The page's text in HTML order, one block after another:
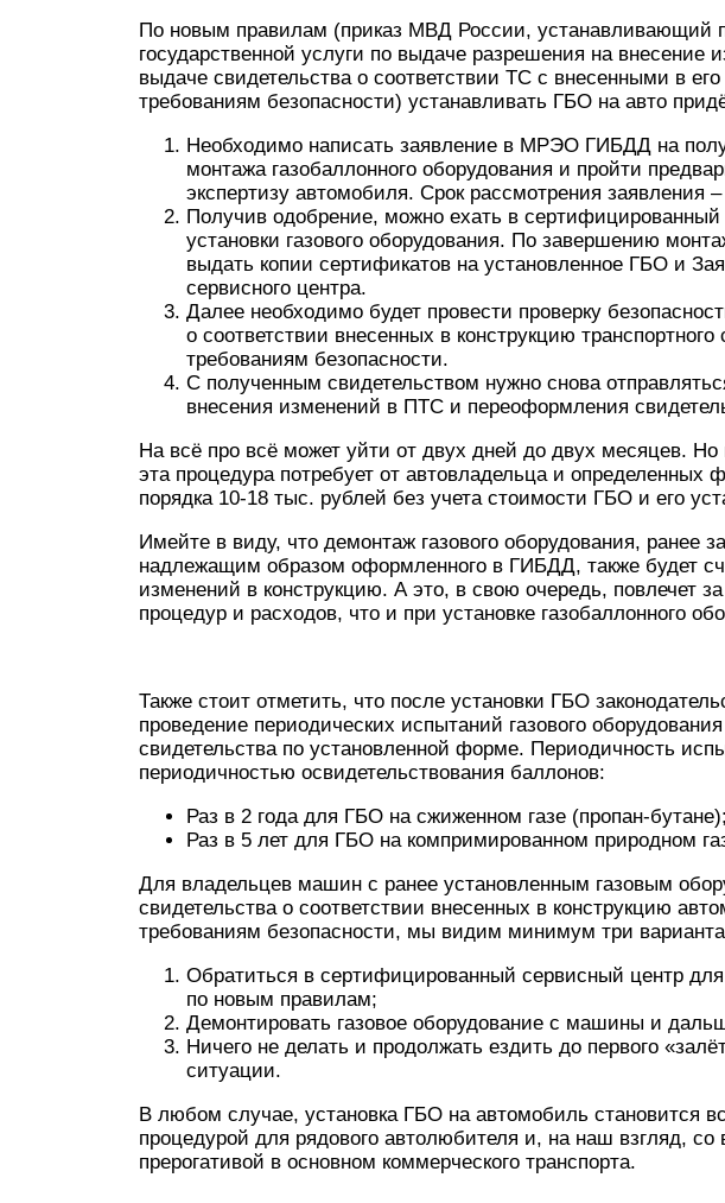
По новым правилам (приказ МВД России, устанавливающий
государственной услуги по выдаче разрешения на внесение
выдаче свидетельства о соответствии ТС с внесенными в
требованиям безопасности) устанавливать ГБО на авто
Необходимо написать заявление в МРЭО ГИБДД на
монтажа газобаллонного оборудования и пройти
экспертизу автомобиля. Срок рассмотрения заявления
Получив одобрение, можно ехать в
установки газового оборудования. По завершению
выдать копии сертификатов на установленное ГБО и
сервисного центра.
Далее необходимо будет провести проверку
о соответствии внесенных в конструкцию
требованиям безопасности.
С полученным свидетельством нужно снова
внесения изменений в ПТС и переоформления
На всё про всё может уйти от двух дней до двух месяцев.
эта процедура потребует от автовладельца и определенных
порядка 10-18 тыс. рублей без учета стоимости ГБО и его
Имейте в виду, что демонтаж газового оборудования, ранее
надлежащим образом оформленного в ГИБДД, также будет
изменений в конструкцию. А это, в свою очередь, повлечет
процедур и расходов, что и при установке газобаллонного
Также стоит отметить, что после установки ГБО
проведение периодических испытаний газового
свидетельства по установленной форме. Периодичность
периодичностью освидетельствования баллонов:
Раз в 2 года для ГБО на сжиженном газе (пропан-бутане);
Раз в 5 лет для ГБО на компримированном природном
Для владельцев машин с ранее установленным газовым
свидетельства о соответствии внесенных в конструкцию
требованиям безопасности, мы видим минимум три
Обратиться в сертифицированный сервисный центр
по новым правилам;
Демонтировать газовое оборудование с машины и
Ничего не делать и продолжать ездить до первого
ситуации.
В любом случае, установка ГБО на автомобиль становится
процедурой для рядового автолюбителя и, на наш взгляд, со
прерогативой в основном коммерческого транспорта.